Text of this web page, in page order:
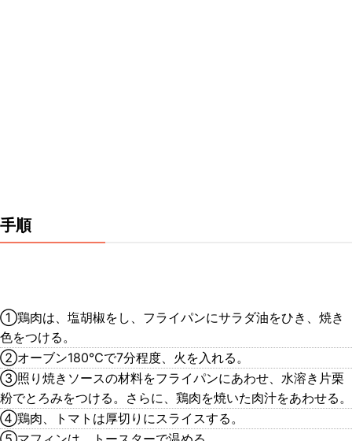
手順
①鶏肉は、塩胡椒をし、フライパンにサラダ油をひき、焼き
色をつける。
②オーブン180℃で7分程度、火を入れる。
③照り焼きソースの材料をフライパンにあわせ、水溶き片栗
粉でとろみをつける。さらに、鶏肉を焼いた肉汁をあわせる。
④鶏肉、トマトは厚切りにスライスする。